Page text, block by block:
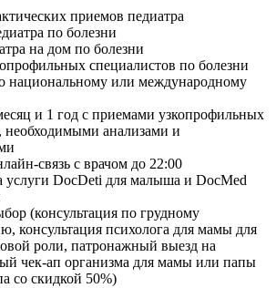
приемов педиатра
по болезни
на дом по болезни
специалистов по болезни
национальному или международному
и 1 год с приемами узкопрофильных
необходимыми анализами и
связь с врачом до 22:00
услуги DocDeti для малыша и DocMed
(консультация по грудному
консультация психолога для мамы для
роли, патронажный выезд на
чек-ап организма для мамы или папы
со скидкой 50%)